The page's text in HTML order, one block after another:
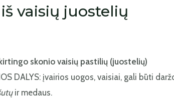
vaisių juostelių
skonio vaisių pastilių (juostelių)
DALYS: įvairios uogos, vaisiai, gali būti
ir medaus.